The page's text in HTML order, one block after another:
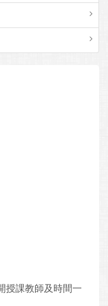
授課教師及時間一